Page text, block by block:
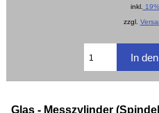
inkl.
zzgl.
Glas - Messzylinder